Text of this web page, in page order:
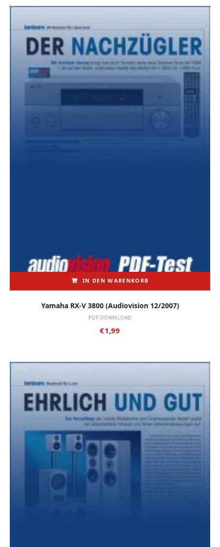
IN DEN WARENKORB
Yamaha RX-V 3800 (audiovision 12/2007)
PDF-DOWNLOAD
€1,99